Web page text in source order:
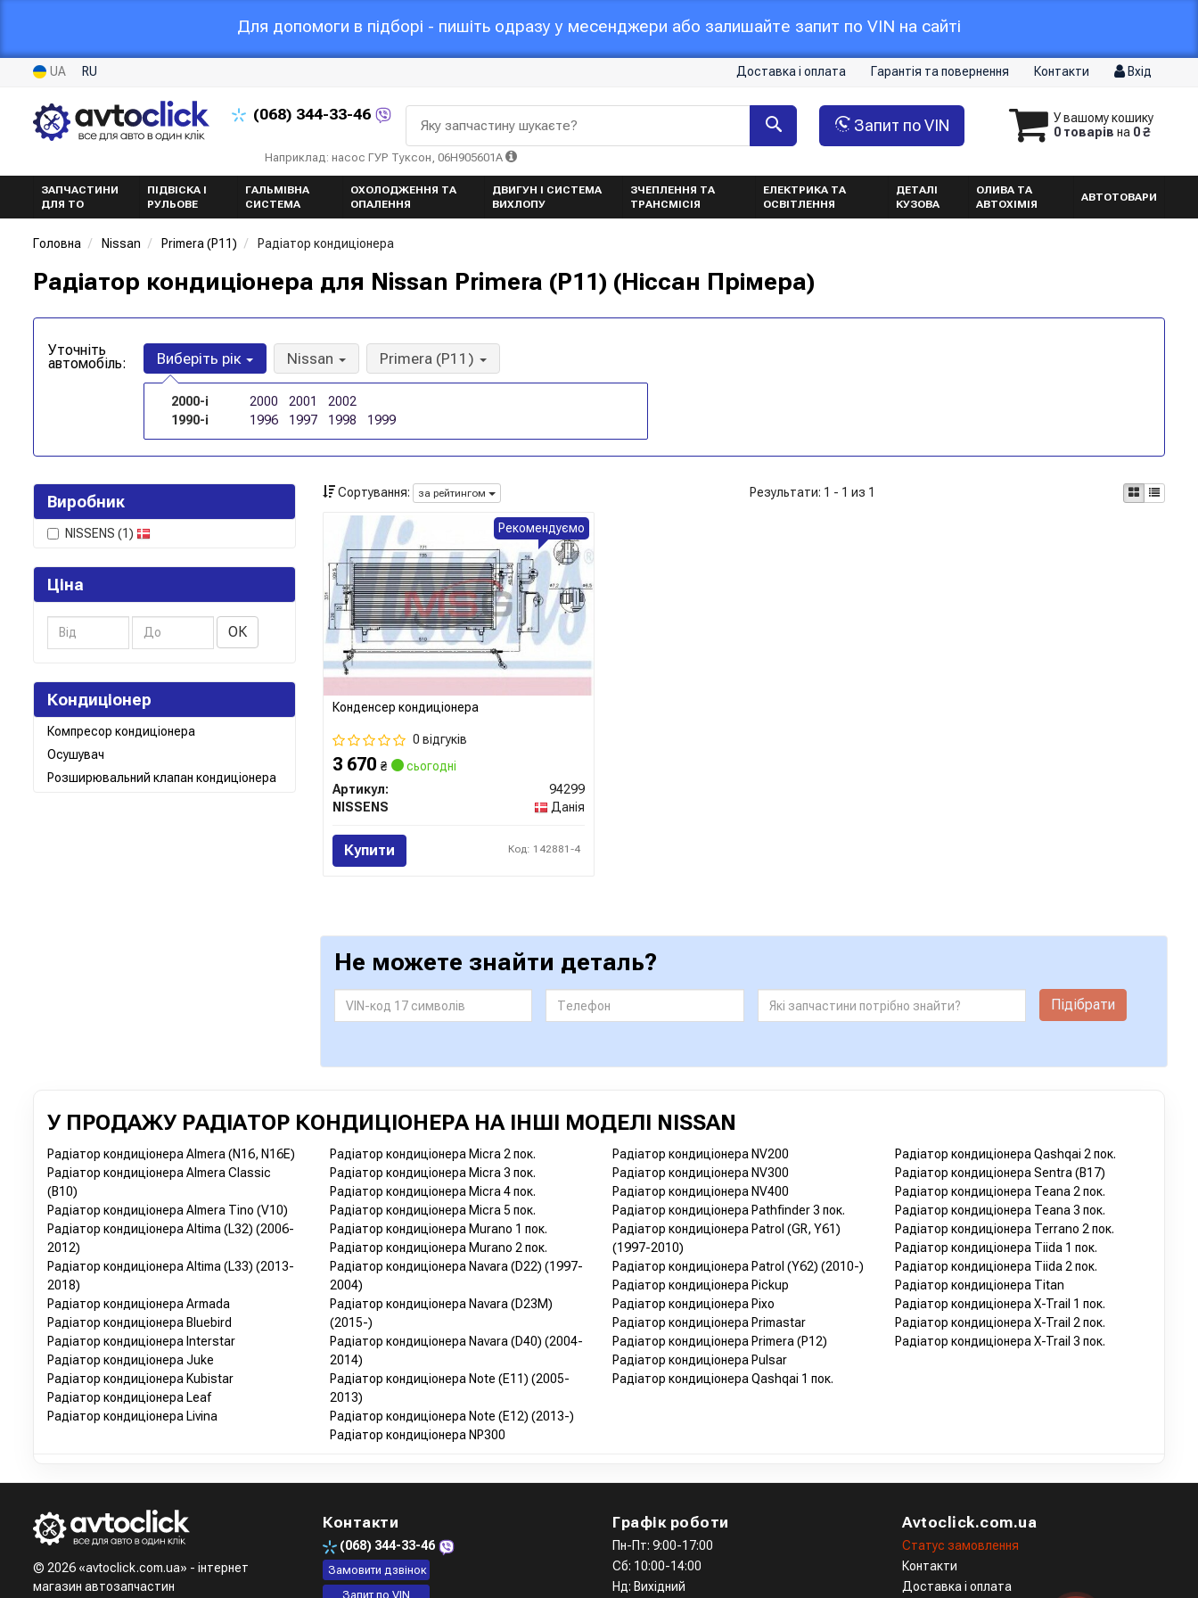
Для допомоги в підборі - пишіть одразу у месенджери або залишайте запит по VIN на сайті
UA RU Доставка і оплата Гарантія та повернення Контакти Вхід
(068) 344-33-46
У вашому кошику
0 товарів на 0 ₴
Запит по VIN
Яку запчастину шукаєте?
Наприклад: насос ГУР Туксон, 06H905601A
ЗАПЧАСТИНИ
ДЛЯ ТО
ПІДВІСКА І
РУЛЬОВЕ
ГАЛЬМІВНА
СИСТЕМА
ОХОЛОДЖЕННЯ ТА
ОПАЛЕННЯ
ДВИГУН І СИСТЕМА
ВИХЛОПУ
ЗЧЕПЛЕННЯ ТА
ТРАНСМІСІЯ
ЕЛЕКТРИКА ТА
ОСВІТЛЕННЯ
ДЕТАЛІ
КУЗОВА
ОЛИВА ТА
АВТОХІМІЯ
АВТОТОВАРИ
Головна Nissan Primera (P11) Радіатор кондиціонера
Радіатор кондиціонера для Nissan Primera (P11) (Ніссан Прімера)
Уточніть
автомобіль: Виберіть рік
2000-і 2000 2001
2002
1990-і
1996 1997 1998 1999
Nissan Primera (P11)
Виробник
NISSENS (1)
Ціна
ОК
Кондиціонер
Компресор кондиціонера
Осушувач
Розширювальний клапан кондиціонера
Сортування: за рейтингом Результати: 1 - 1 из 1
Конденсер кондиціонера
0 відгуків
3 670 ₴
сьогодні
Артикул:
94299
NISSENS
Данія
Купити Код: 142881-4
Рекомендуємо
Не можете знайти деталь?
Підібрати
У ПРОДАЖУ РАДІАТОР КОНДИЦІОНЕРА НА ІНШІ МОДЕЛІ NISSAN
Радіатор кондиціонера Almera (N16, N16E)
Радіатор кондиціонера Almera Classic
(B10)
Радіатор кондиціонера Almera Tino (V10)
Радіатор кондиціонера Altima (L32) (2006-
2012)
Радіатор кондиціонера Altima (L33) (2013-
2018)
Радіатор кондиціонера Armada
Радіатор кондиціонера Bluebird
Радіатор кондиціонера Interstar
Радіатор кондиціонера Juke
Радіатор кондиціонера Kubistar
Радіатор кондиціонера Leaf
Радіатор кондиціонера Livina
Радіатор кондиціонера Micra 2 пок.
Радіатор кондиціонера Micra 3 пок.
Радіатор кондиціонера Micra 4 пок.
Радіатор кондиціонера Micra 5 пок.
Радіатор кондиціонера Murano 1 пок.
Радіатор кондиціонера Murano 2 пок.
Радіатор кондиціонера Navara (D22) (1997-
2004)
Радіатор кондиціонера Navara (D23M)
(2015-)
Радіатор кондиціонера Navara (D40) (2004-
2014)
Радіатор кондиціонера Note (E11) (2005-
2013)
Радіатор кондиціонера Note (E12) (2013-)
Радіатор кондиціонера NP300
Радіатор кондиціонера NV200
Радіатор кондиціонера NV300
Радіатор кондиціонера NV400
Радіатор кондиціонера Pathfinder 3 пок.
Радіатор кондиціонера Patrol (GR, Y61)
(1997-2010)
Радіатор кондиціонера Patrol (Y62) (2010-)
Радіатор кондиціонера Pickup
Радіатор кондиціонера Pixo
Радіатор кондиціонера Primastar
Радіатор кондиціонера Primera (P12)
Радіатор кондиціонера Pulsar
Радіатор кондиціонера Qashqai 1 пок.
Радіатор кондиціонера Qashqai 2 пок.
Радіатор кондиціонера Sentra (B17)
Радіатор кондиціонера Teana 2 пок.
Радіатор кондиціонера Teana 3 пок.
Радіатор кондиціонера Terrano 2 пок.
Радіатор кондиціонера Tiida 1 пок.
Радіатор кондиціонера Tiida 2 пок.
Радіатор кондиціонера Titan
Радіатор кондиціонера X-Trail 1 пок.
Радіатор кондиціонера X-Trail 2 пок.
Радіатор кондиціонера X-Trail 3 пок.
© 2026 «avtoclick.com.ua» - інтернет
магазин автозапчастин
Контакти
(068) 344-33-46
Замовити дзвінок
Запит по VIN
Графік роботи
Пн-Пт: 9:00-17:00
Сб: 10:00-14:00
Нд: Вихідний
Avtoclick.com.ua
Статус замовлення
Контакти
Доставка і оплата